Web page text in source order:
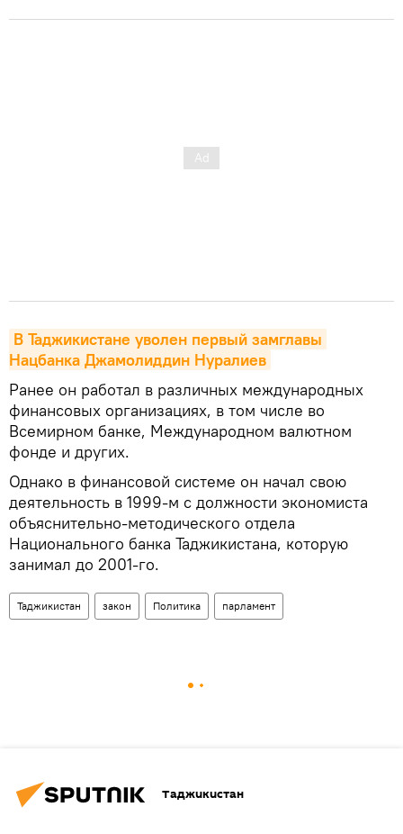
В Таджикистане уволен первый замглавы
Нацбанка Джамолиддин Нуралиев
Ранее он работал в различных международных
финансовых организациях, в том числе во
Всемирном банке, Международном валютном
фонде и других.
Однако в финансовой системе он начал свою
деятельность в 1999-м с должности экономиста
объяснительно-методического отдела
Национального банка Таджикистана, которую
занимал до 2001-го.
Таджикистан закон Политика парламент
Таджикистан